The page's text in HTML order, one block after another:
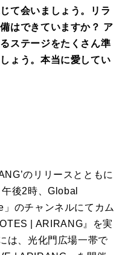
て会いましょう。リラ
はできていますか？ ア
ステージをたくさん準
ょう。本当に愛してい
のリリースとともに
後2時、Global
のチャンネルにてカム
| ARIRANG』を実
は、光化門広場一帯で